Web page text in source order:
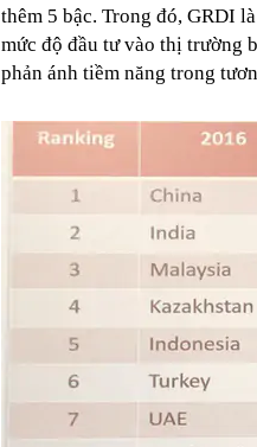
thêm 5 bậc. Trong đó, GRDI
mức độ đầu tư vào thị trường
phản ánh tiềm năng trong